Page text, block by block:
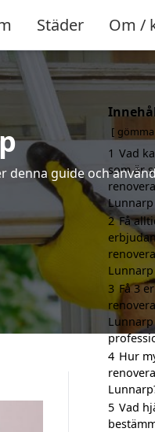
Städer Om /
denna guide och
gömma
1 Vad
som är
2 Få
Lunnarp
3 Få 3
4 Hur
5 Vad